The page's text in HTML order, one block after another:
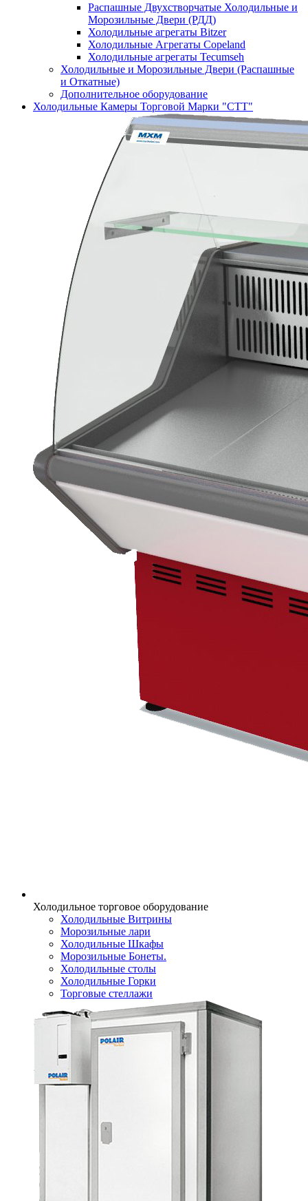
Распашные Двухстворчатые Холодильные и
Морозильные Двери (РДД)
Холодильные агрегаты Bitzer
Холодильные Агрегаты Copeland
Холодильные агрегаты Tecumseh
Холодильные и Морозильные Двери (Распашные
и Откатные)
Дополнительное оборудование
Холодильные Камеры Торговой Марки "СТТ"
Холодильное торговое оборудование
Холодильные Витрины
Морозильные лари
Холодильные Шкафы
Морозильные Бонеты.
Холодильные столы
Холодильные Горки
Торговые стеллажи